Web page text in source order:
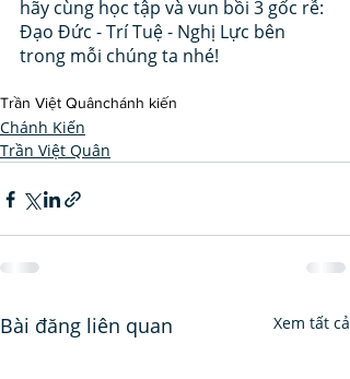
hãy cùng học tập và vun bồi 3 gốc rễ:
Đạo Đức - Trí Tuệ - Nghị Lực bên
trong mỗi chúng ta nhé!
Trần Việt Quânchánh kiến
Chánh Kiến
Trần Việt Quân
Bài đăng liên quan Xem tất cả